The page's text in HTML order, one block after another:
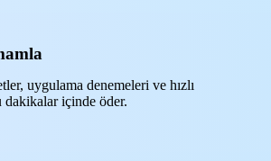
uygulama denemeleri ve hızlı
dakikalar içinde öder.